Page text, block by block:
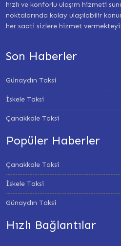
hızlı ve konforlu ulaşım hizmeti
noktalarında kolay ulaşılabilir
her saati sizlere hizmet
Son Haberler
Günaydın Taksi
İskele Taksi
Çanakkale Taksi
Popüler Haberler
Çanakkale Taksi
İskele Taksi
Günaydın Taksi
Hızlı Bağlantılar